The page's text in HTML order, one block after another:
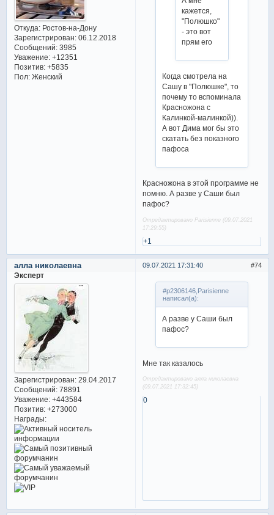
Откуда:Ростов-на-Дону
Зарегистрирован: 06.12.2018
Сообщений:3985
Уважение: +12351
Позитив: +5835
Пол:Женский
кажется,
"Полюшко"
- это вот
прям его
Когда смотрела на
Сашу в "Полюшке", то
почему то вспоминала
Красножона с
Калинкой-малинкой)).
А вот Дима мог бы это
скатать без показного
пафоса
Красножона в этой программе не
помню. А разве у Саши был
пафос?
Отредактировано Parisienne (09.07.2021
17:29:55)
+1
74
09.07.2021 17:31:40
алла николаевна
Эксперт
Зарегистрирован: 29.04.2017
Сообщений:78891
Уважение: +443584
Позитив: +273000
Награды:
#p2306146,Parisienne
написал(а):
А разве у Саши был
пафос?
Мне так казалось
Отредактировано алла николаевна
(09.07.2021 17:32:45)
0